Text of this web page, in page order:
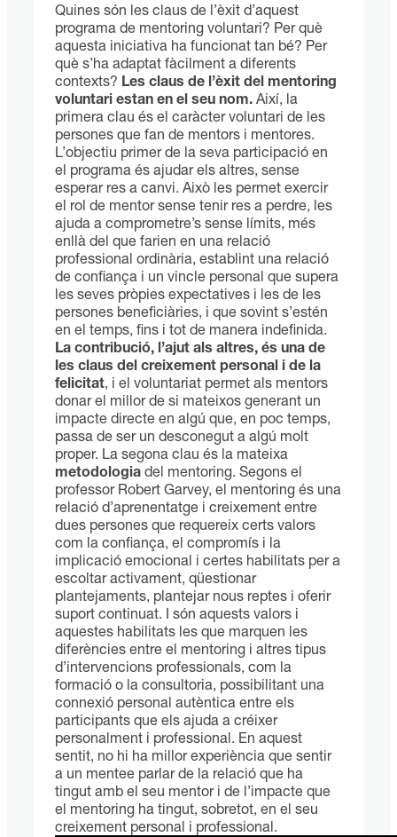
Quines són les claus de l’èxit d’aquest
programa de mentoring voluntari? Per què
aquesta iniciativa ha funcionat tan bé? Per
què s’ha adaptat fàcilment a diferents
contexts? Les claus de l’èxit del mentoring
voluntari estan en el seu nom. Així, la
primera clau és el caràcter voluntari de les
persones que fan de mentors i mentores.
L’objectiu primer de la seva participació en
el programa és ajudar els altres, sense
esperar res a canvi. Això les permet exercir
el rol de mentor sense tenir res a perdre, les
ajuda a comprometre’s sense límits, més
enllà del que farien en una relació
professional ordinària, establint una relació
de confiança i un vincle personal que supera
les seves pròpies expectatives i les de les
persones beneficiàries, i que sovint s’estén
en el temps, fins i tot de manera indefinida.
La contribució, l’ajut als altres, és una de
les claus del creixement personal i de la
felicitat, i el voluntariat permet als mentors
donar el millor de si mateixos generant un
impacte directe en algú que, en poc temps,
passa de ser un desconegut a algú molt
proper. La segona clau és la mateixa
metodologia del mentoring. Segons el
professor Robert Garvey, el mentoring és una
relació d’aprenentatge i creixement entre
dues persones que requereix certs valors
com la confiança, el compromís i la
implicació emocional i certes habilitats per a
escoltar activament, qüestionar
plantejaments, plantejar nous reptes i oferir
suport continuat. I són aquests valors i
aquestes habilitats les que marquen les
diferències entre el mentoring i altres tipus
d’intervencions professionals, com la
formació o la consultoria, possibilitant una
connexió personal autèntica entre els
participants que els ajuda a créixer
personalment i professional. En aquest
sentit, no hi ha millor experiència que sentir
a un mentee parlar de la relació que ha
tingut amb el seu mentor i de l’impacte que
el mentoring ha tingut, sobretot, en el seu
creixement personal i professional.